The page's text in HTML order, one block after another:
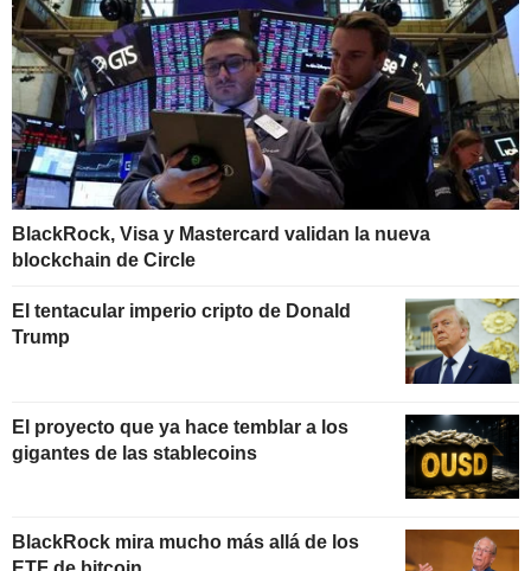
BlackRock, Visa y Mastercard validan la nueva
blockchain de Circle
El tentacular imperio cripto de Donald
Trump
El proyecto que ya hace temblar a los
gigantes de las stablecoins
BlackRock mira mucho más allá de los